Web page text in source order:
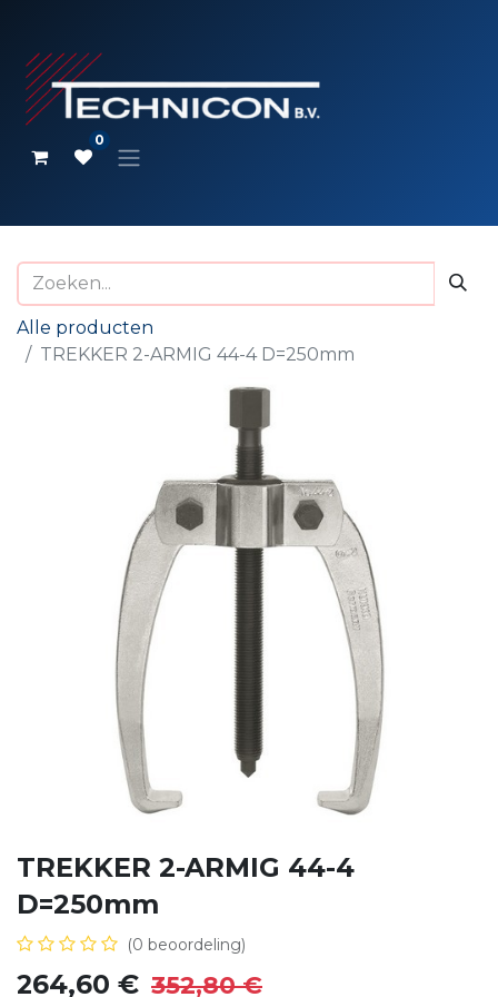
0
Alle producten
TREKKER 2-ARMIG 44-4 D=250mm
TREKKER 2-ARMIG 44-4
D=250mm
(0 beoordeling)
264,60 € 352,80€